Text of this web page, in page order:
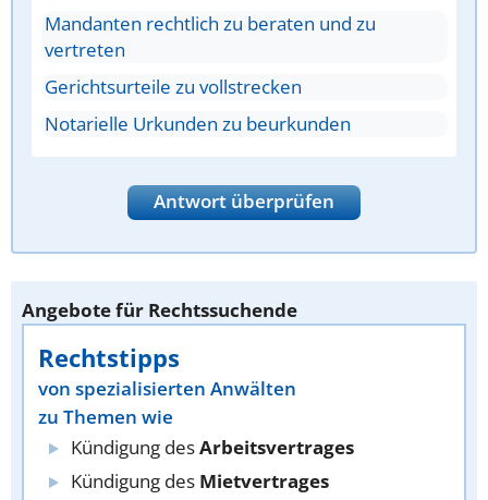
Mandanten rechtlich zu beraten und zu
vertreten
Gerichtsurteile zu vollstrecken
Notarielle Urkunden zu beurkunden
Antwort überprüfen
Angebote für Rechtssuchende
Rechtstipps
von spezialisierten Anwälten
zu Themen wie
Kündigung desArbeitsvertrages
Kündigung des Mietvertrages